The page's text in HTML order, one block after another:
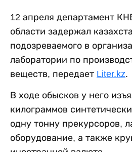
12 апреля департамент
области задержал
подозреваемого в
лаборатории по
веществ, передает Liter.kz.
В ходе обысков у него
килограммов
одну тонну прекурсоров,
оборудование, а также